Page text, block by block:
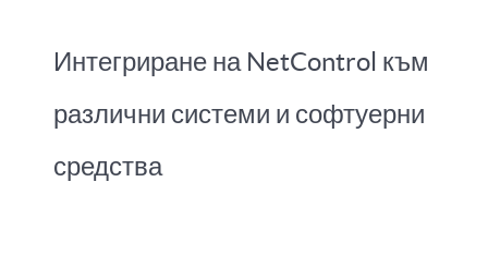
Интегриране на NetControl към
различни системи и софтуерни
средства